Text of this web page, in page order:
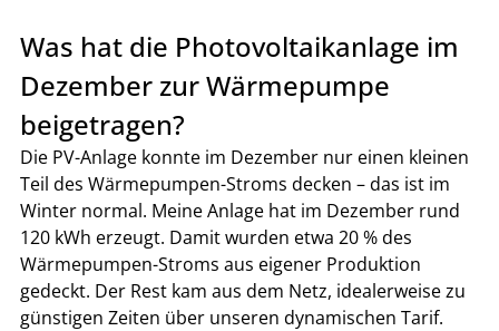
Was hat die Photovoltaikanlage im
Dezember zur Wärmepumpe
beigetragen?
Die PV-Anlage konnte im Dezember nur einen kleinen
Teil des Wärmepumpen-Stroms decken – das ist im
Winter normal. Meine Anlage hat im Dezember rund
120 kWh erzeugt. Damit wurden etwa 20 % des
Wärmepumpen-Stroms aus eigener Produktion
gedeckt. Der Rest kam aus dem Netz, idealerweise zu
günstigen Zeiten über unseren dynamischen Tarif.